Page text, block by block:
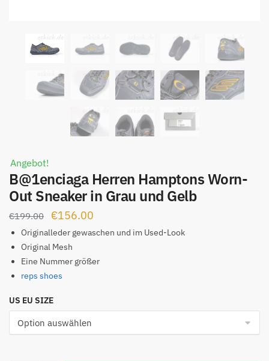
Angebot!
B@1enciaga Herren Hamptons Worn-
Out Sneaker in Grau und Gelb
€199.00
Ursprünglicher
Preis
war:
€199.00
€156.00
Preis
€156.00.
Originalleder gewaschen und im Used-Look
Original Mesh
Eine Nummer größer
reps shoes
US EU SIZE